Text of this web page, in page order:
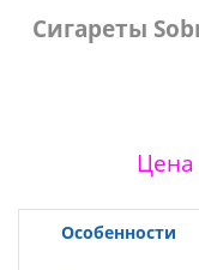
Сигареты
Цена
Особенности